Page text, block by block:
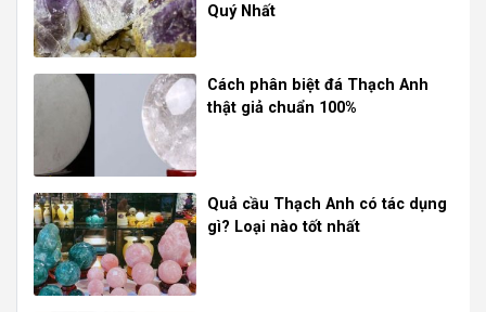
Quý Nhất
Cách phân biệt đá Thạch Anh
thật giả chuẩn 100%
Quả cầu Thạch Anh có tác dụng
gì? Loại nào tốt nhất